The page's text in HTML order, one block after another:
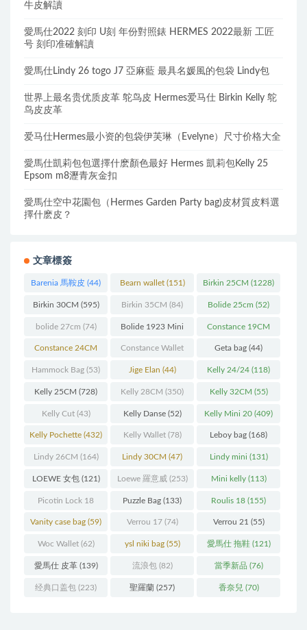
牛皮解讀
愛馬仕2022 刻印 U刻 年份對照錶 HERMES 2022最新 工匠
号 刻印准確解讀
愛馬仕Lindy 26 togo J7 亞麻藍 最具名媛風的包袋 Lindy包
世界上最名贵优质皮革 鸵鸟皮 Hermes爱马仕 Birkin Kelly 鸵
鸟皮皮革
爱马仕Hermes最小资的包袋伊芙琳（Evelyne）尺寸价格大全
愛馬仕凱莉包包選擇什麽顏色最好 Hermes 凱莉包Kelly 25
Epsom m8瀝青灰金扣
愛馬仕空中花園包（Hermes Garden Party bag)皮材質皮料選
擇什麽皮？
文章標簽
Barenia 馬鞍皮 (44) Bearn wallet(151) Birkin 25CM (1228)
Birkin 30CM (595) Birkin 35CM (84) Bolide 25cm (52)
bolide 27cm (74) Bolide 1923 Mini
(93)
Constance 19CM
(571)
Constance 24CM
(216)
Constance Wallet
(60)
Geta bag (44)
Hammock Bag (53) Jige Elan (44) Kelly 24/24 (118)
Kelly 25CM (728) Kelly 28CM (350) Kelly 32CM (55)
Kelly Cut(43) Kelly Danse(52) Kelly Mini 20 (409)
Kelly Pochette (432) Kelly Wallet(78) Leboy bag (168)
Lindy 26CM (164) Lindy 30CM (47) Lindy mini (131)
LOEWE 女包(121) Loewe 羅意威(253) Mini kelly(113)
Picotin Lock 18
(202)
Puzzle Bag (133) Roulis 18 (155)
Vanity case bag (59) Verrou 17(74) Verrou 21 (55)
Woc Wallet(62) ysl niki bag(55) 愛馬仕 拖鞋(121)
愛馬仕 皮革(139) 流浪包(82) 當季新品 (76)
经典口盖包 (223) 聖羅蘭 (257) 香奈兒 (70)